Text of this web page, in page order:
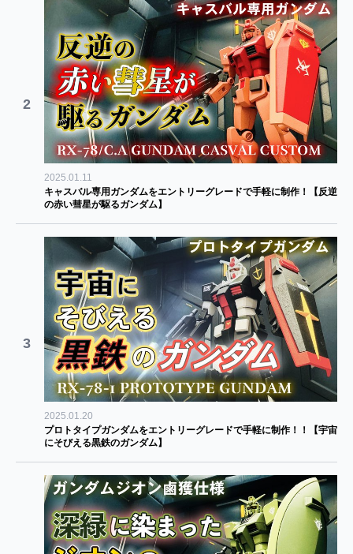
2
2025.01.11
キャスバル専用ガンダムをエントリーグレードで手軽に制作！【反逆
の赤い彗星が駆るガンダム】
3
2025.01.20
プロトタイプガンダムをエントリーグレードで手軽に制作！！【宇宙
にそびえる黒鉄のガンダム】